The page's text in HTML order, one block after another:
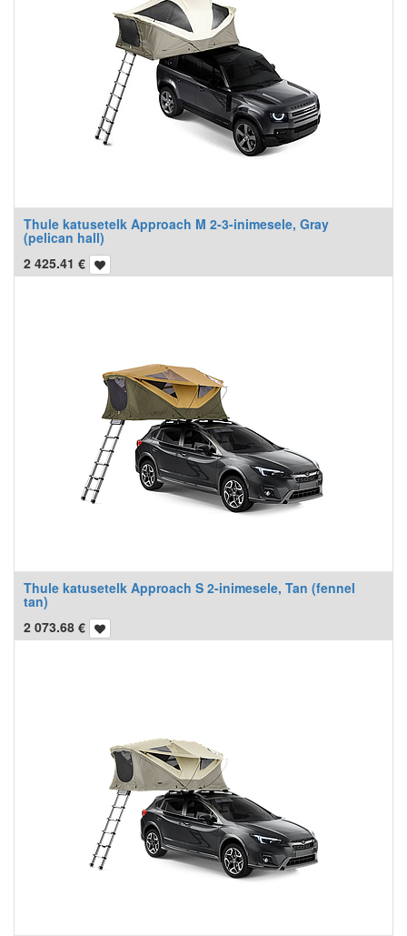
Thule katusetelk Approach M 2-3-inimesele, Gray
(pelican hall)
2 425.41 €
Thule katusetelk Approach S 2-inimesele, Tan (fennel
tan)
2 073.68 €